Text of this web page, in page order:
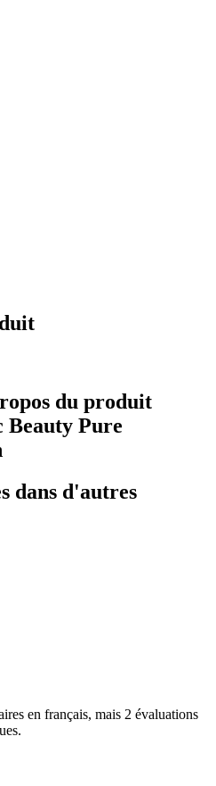
du produit
Beauty Pure
dans d'autres
en français, mais 2 évaluations